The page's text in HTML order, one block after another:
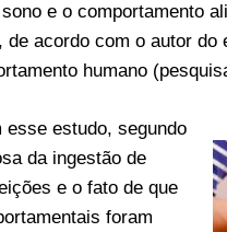
e o comportamento
acordo com o autor do
humano
estudo, segundo
da ingestão de
e o fato de que
foram